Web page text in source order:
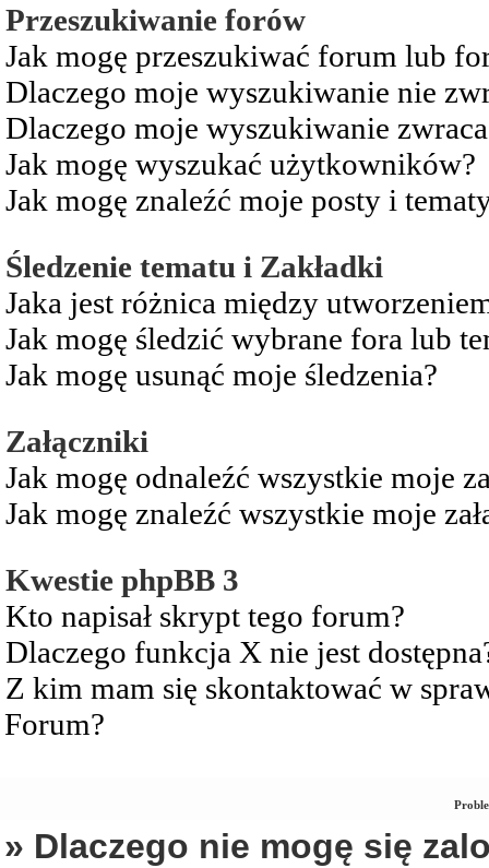
Przeszukiwanie forów
Jak mogę przeszukiwać forum lub
Dlaczego moje wyszukiwanie nie
Dlaczego moje wyszukiwanie
Jak mogę wyszukać użytkowników?
Jak mogę znaleźć moje posty i
Śledzenie tematu i Zakładki
Jaka jest różnica między
Jak mogę śledzić wybrane fora lub
Jak mogę usunąć moje śledzenia?
Załączniki
Jak mogę odnaleźć wszystkie moje
Jak mogę znaleźć wszystkie moje
Kwestie phpBB 3
Kto napisał skrypt tego forum?
Dlaczego funkcja X nie jest
Z kim mam się skontaktować w
Forum?
» Dlaczego nie mogę się